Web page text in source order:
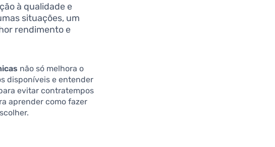
à qualidade e
situações, um
rendimento e
não só melhora o
disponíveis e entender
evitar contratempos
aprender como fazer